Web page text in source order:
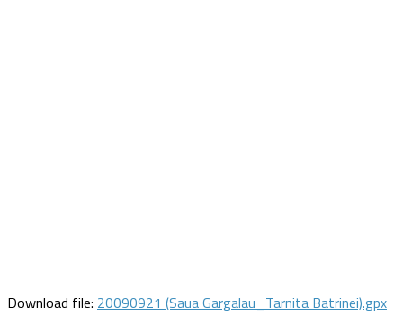
Download file: 20090921 (Saua Gargalau_Tarnita Batrinei).gpx